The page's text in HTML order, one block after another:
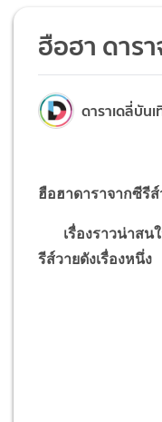
ฮือฮา ดาร
ดาราเดลี่บันเ
ฮือฮาดาราจากซีรี
เรื่องราวน่าสนใ
รีส์วายดังเรื่องหนึ่ง